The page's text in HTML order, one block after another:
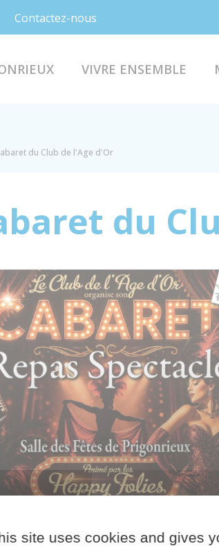
Contactez-nous
VIVRE ENSEMBLE
du Club de l'Age d'Or
du
site uses cookies and gives